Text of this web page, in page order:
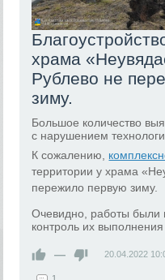
храма
Рублево не
зиму.
Большое количество
с нарушением
К сожалению,
территории у храма
пережило первую зиму.
Очевидно, работы были
контроль их
— 20.04.2022